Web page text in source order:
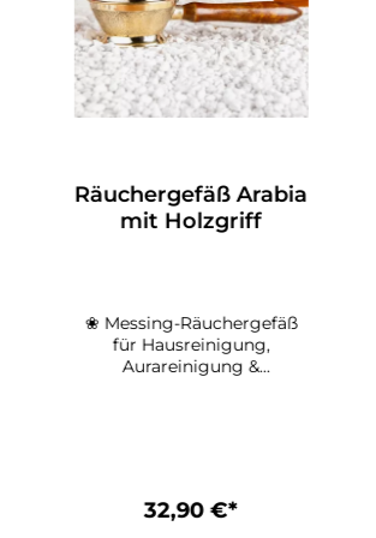
Räuchergefäß Arabia
mit Holzgriff
❀ Messing-Räuchergefäß
für Hausreinigung,
Aurareinigung &
Handwerkskunst mit
praktischer Funktion und
32,90 €*